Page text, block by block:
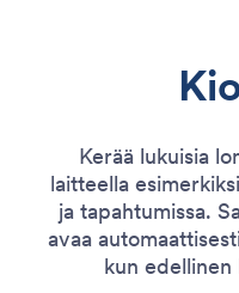
Kerää lukuisia
laitteella
ja tapahtumissa.
avaa
kun